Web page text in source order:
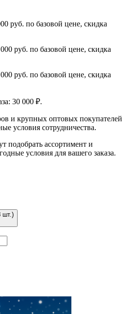
руб. по базовой цене, скидка
руб. по базовой цене, скидка
руб. по базовой цене, скидка
30 000 ₽.
и крупных оптовых покупателей
условия сотрудничества.
подобрать ассортимент и
условия для вашего заказа.
шт.)